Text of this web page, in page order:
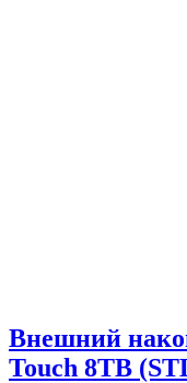
Внешний
Touch 8TB